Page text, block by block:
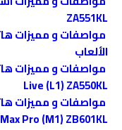
ZA551KL
الألعاب
Live (L1) ZA550KL
Max Pro (M1) ZB601KL